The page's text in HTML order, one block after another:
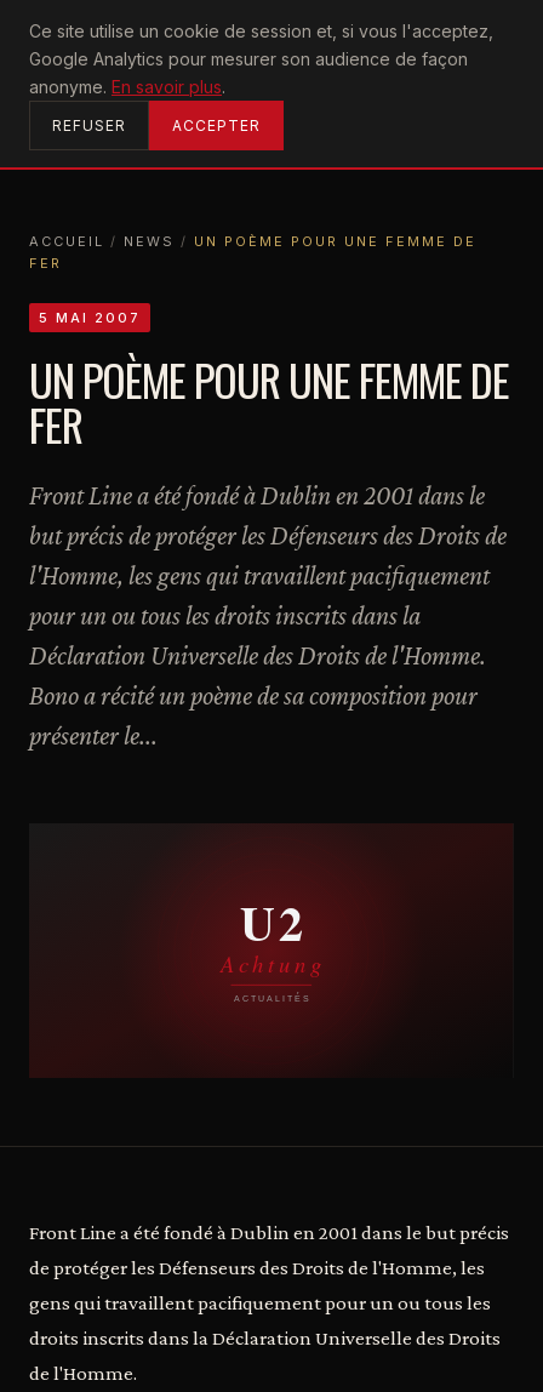
Ce site utilise un cookie de session et, si vous l'acceptez,
Google Analytics pour mesurer son audience de façon
anonyme. En savoir plus.
REFUSER ACCEPTER
U2achtung
ACCUEIL
ACCUEIL / NEWS / UN POÈME POUR UNE FEMME DE
FER
5 MAI 2007
UN POÈME POUR UNE FEMME DE
FER
Front Line a été fondé à Dublin en 2001 dans le
but précis de protéger les Défenseurs des Droits de
l'Homme, les gens qui travaillent pacifiquement
pour un ou tous les droits inscrits dans la
Déclaration Universelle des Droits de l'Homme.
Bono a récité un poème de sa composition pour
présenter le...
Front Line a été fondé à Dublin en 2001 dans le but précis
de protéger les Défenseurs des Droits de l'Homme, les
gens qui travaillent pacifiquement pour un ou tous les
droits inscrits dans la Déclaration Universelle des Droits
de l'Homme.